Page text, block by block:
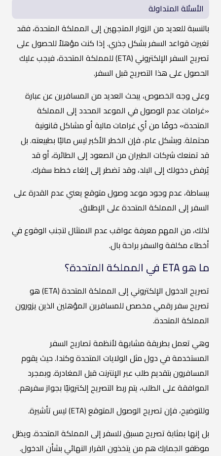
الأسئلة المتداولة
بالنسبة للعديد من الزوار المتجهين إلى المملكة المتحدة، فقد
تغيرت قواعد السفر بشكل جذري. إذا كنت مؤهلاً للحصول على
تصريح السفر الإلكتروني (ETA) للمملكة المتحدة، فيجب عليك
الحصول على هذا التصريح قبل السفر.
وعلى وجه الخصوص، يبحث العديد من المسافرين عن عبارة
«غرامات عدم الوصول في الموعد المحدد إلى المملكة
المتحدة» خوفًا من أي غرامات مالية أو مشاكل قانونية
محتملة. وبشكل عام، فإن الخطر الأكبر ليس ماليًا بطبيعته. بل
قد تمنعك شركات الطيران من الصعود إلى الطائرة، أو قد
يُرفض دخولك إلى البلد، وقد تضطر إلى إلغاء خطط سفرك.
ببساطة، عدم وجود موعد وصول متوقع يعني عدم القدرة على
السفر إلى المملكة المتحدة على الإطلاق.
لذلك، من المهم معرفة عواقب عدم الامتثال لتجنب الوقوع في
أخطاء مكلفة والسفر براحة بال.
ما هو ETA في المملكة المتحدة؟
تصريح الدخول الإلكتروني إلى المملكة المتحدة (ETA) هو
تصريح سفر رقمي مخصص للمسافرين المؤهلين الذين يزورون
المملكة المتحدة.
وهي تعمل بطريقة مشابهة لأنظمة تصاريح السفر
المستخدمة في دول مثل الولايات المتحدة وكندا. حيث يقوم
المسافرون بتقديم طلب عبر الإنترنت قبل المغادرة. وبمجرد
الموافقة على الطلب، يتم ربط التصريح إلكترونيًا بجواز سفرهم.
وللتوضيح، فإن تصريح الوصول المتوقع (ETA) ليس تأشيرة.
بل إنها بمثابة تصريح مسبق للسفر إلى المملكة المتحدة. ويظل
موظفو الجمارك هم من يتخذون القرار النهائي بشأن الدخول.